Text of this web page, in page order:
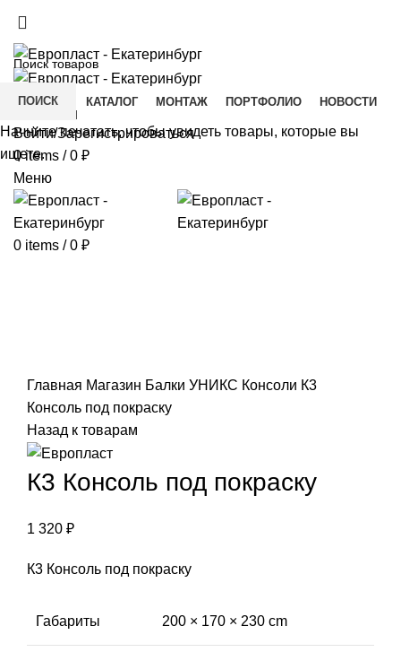
ГЛАВНАЯ КАТАЛОГ МОНТАЖ ПОРТФОЛИО
НОВОСТИ
КОНТАКТЫ
Войти/Зарегистрироваться
0items / 0 ₽
Меню
0 items / 0 ₽
Главная Магазин Балки УНИКС Консоли К3
Консоль под покраску
Назад к товарам
К3 Консоль под покраску
1 320 ₽
К3 Консоль под покраску
Габариты 200 × 170 × 230 cm
ПОИСК
Начните печатать, чтобы увидеть товары, которые вы
ищете.